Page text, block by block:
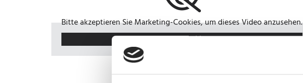
Bitte akzeptieren Sie Marketing-Cookies, um dieses Video anzusehen.
Accept cookies